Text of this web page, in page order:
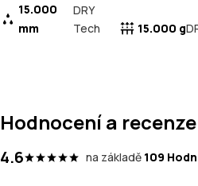
15.000
mm
DRY
Tech
15.000 g
Hodnocení a recenze
4.6 na základě 109